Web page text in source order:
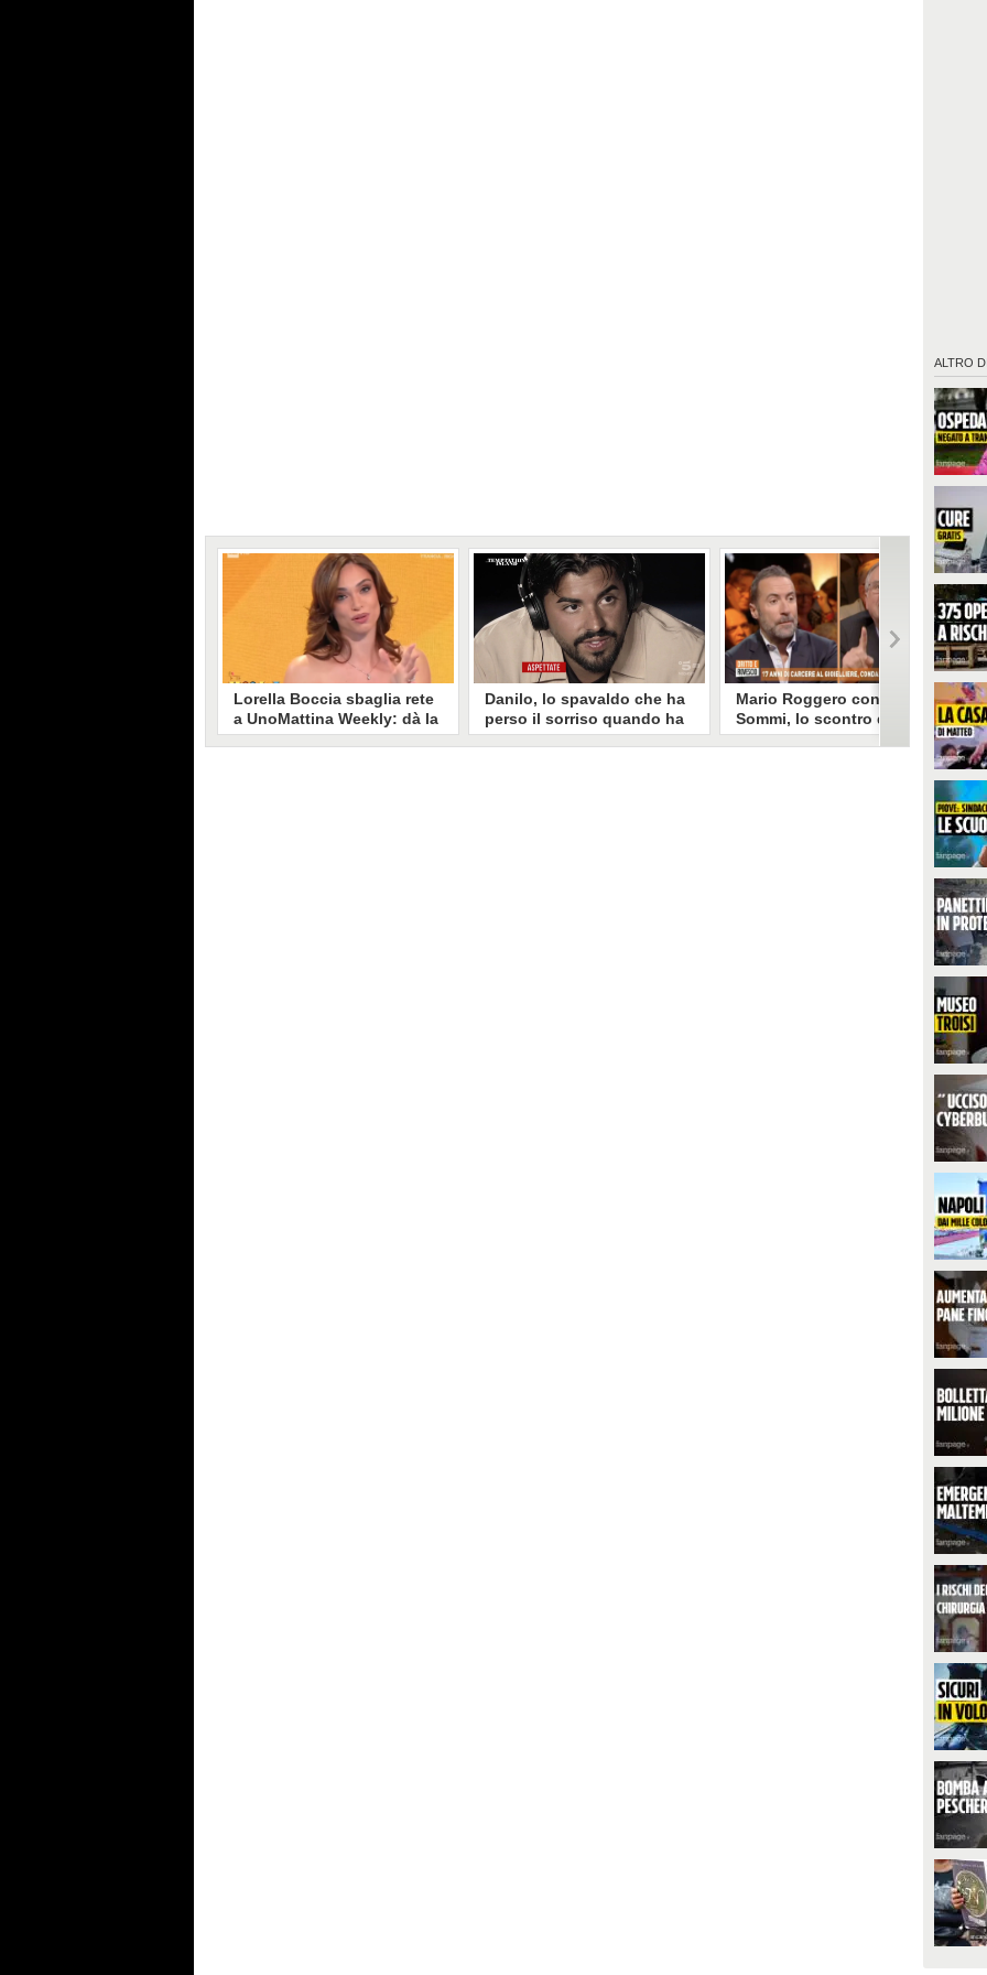
ALTRO DI
Lorella Boccia sbaglia rete
a UnoMattina Weekly: dà la
linea al Tg5 invece che al
Danilo, lo spavaldo che ha
perso il sorriso quando ha
scoperto la gelosia a
Mario Roggero contro Luca
Sommi, lo scontro del 2023
torna virale: "Lo
Roggero e Luca Sommi a Dritto e
Rovescio nel dicembre 2023. Alla
gioielliere, ora condannato in via